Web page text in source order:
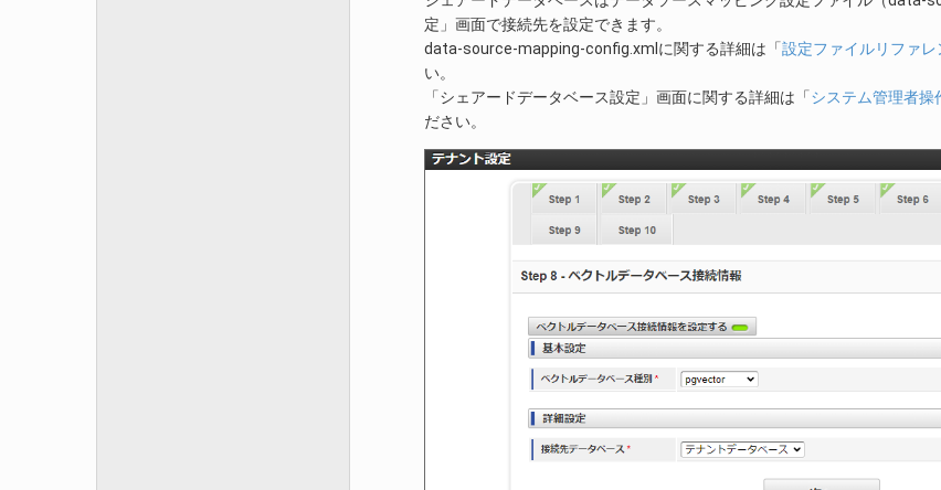
定」画面で接続先を設定できます。
data-source-mapping-config.xmlに関する詳細は「設定ファイルリファレ
い。
「シェアードデータベース設定」画面に関する詳細は「システム管理者操
ださい。